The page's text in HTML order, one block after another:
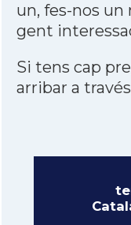
un, fes-nos
gent
Si tens cap
arribar a